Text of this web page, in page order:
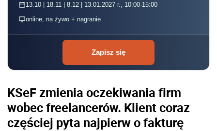
13.10 | 18.11 | 8.12 | 13.01.2027 r., 10:00-15:00
online, na żywo + nagranie
Zapisz się
KSeF zmienia oczekiwania firm
wobec freelancerów. Klient coraz
częściej pyta najpierw o fakturę